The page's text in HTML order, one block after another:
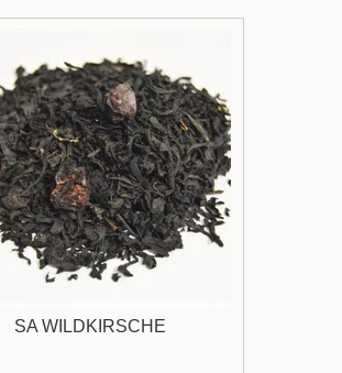
SA WILDKIRSCHE